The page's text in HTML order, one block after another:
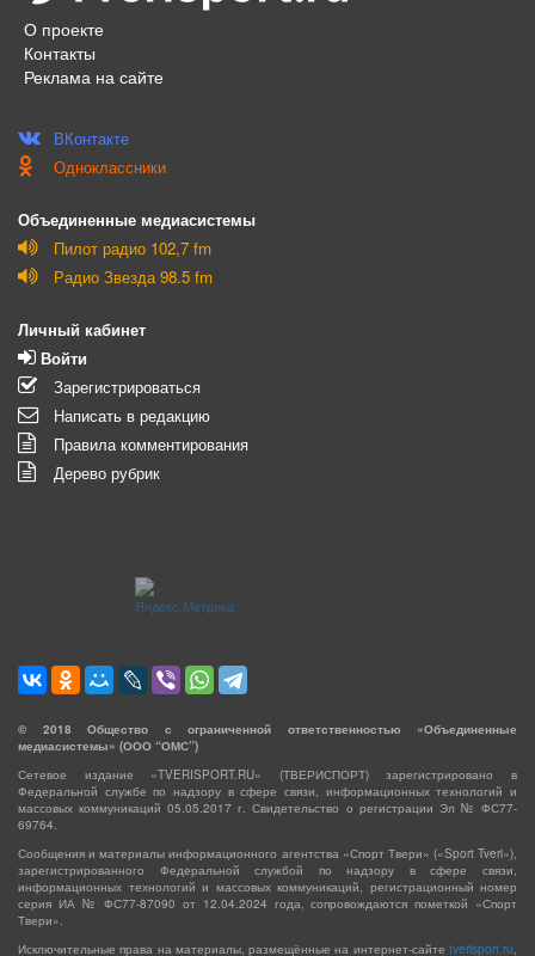
О проекте
Контакты
Реклама на сайте
ВКонтакте
Одноклассники
Объединенные медиасистемы
Пилот радио 102,7 fm
Радио Звезда 98.5 fm
Личный кабинет
Войти
Зарегистрироваться
Написать в редакцию
Правила комментирования
Дерево рубрик
© 2018 Общество с ограниченной ответственностью «Объединенные
медиасистемы» (ООО “ОМС”)
Сетевое издание «TVERISPORT.RU» (ТВЕРИСПОРТ) зарегистрировано в
Федеральной службе по надзору в сфере связи, информационных технологий и
массовых коммуникаций 05.05.2017 г. Свидетельство о регистрации Эл № ФС77-
69764.
Сообщения и материалы информационного агентства «Спорт Твери» («Sport Tveri»),
зарегистрированного Федеральной службой по надзору в сфере связи,
информационных технологий и массовых коммуникаций, регистрационный номер
серия ИА № ФС77-87090 от 12.04.2024 года, сопровождаются пометкой «Спорт
Твери».
Исключительные права на материалы, размещённые на интернет-сайте tverisport.ru,